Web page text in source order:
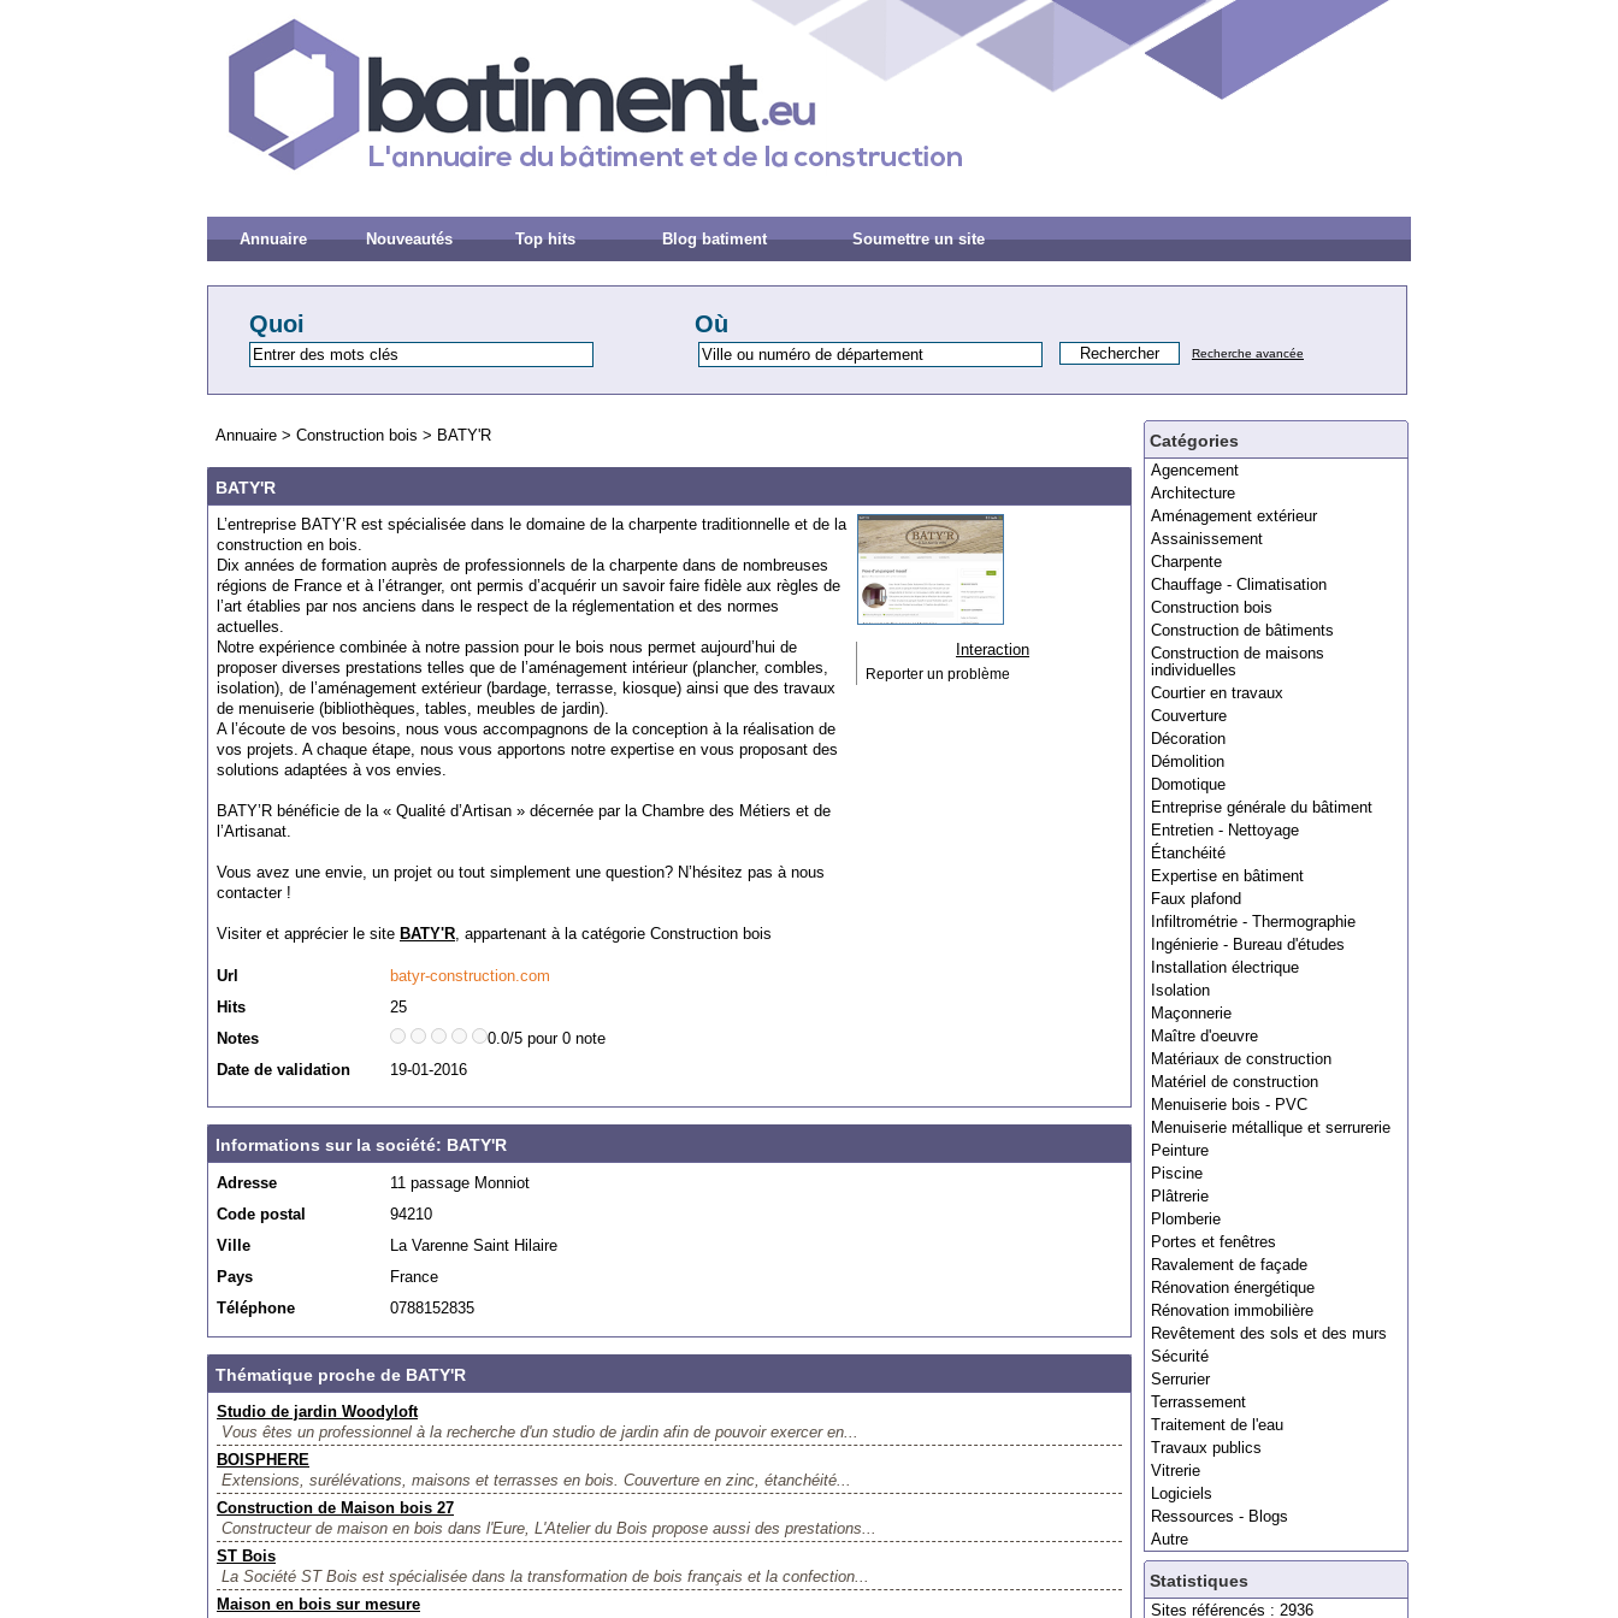
Annuaire Nouveautés Top hits Blog batiment Soumettre un site
Quoi Où
Recherche avancée
Catégories
Agencement
Architecture
Aménagement extérieur
Assainissement
Charpente
Chauffage - Climatisation
Construction bois
Construction de bâtiments
Construction de maisons
individuelles
Courtier en travaux
Couverture
Décoration
Démolition
Domotique
Entreprise générale du bâtiment
Entretien - Nettoyage
Étanchéité
Expertise en bâtiment
Faux plafond
Infiltrométrie - Thermographie
Ingénierie - Bureau d'études
Installation électrique
Isolation
Maçonnerie
Maître d'oeuvre
Matériaux de construction
Matériel de construction
Menuiserie bois - PVC
Menuiserie métallique et serrurerie
Peinture
Piscine
Plâtrerie
Plomberie
Portes et fenêtres
Ravalement de façade
Rénovation énergétique
Rénovation immobilière
Revêtement des sols et des murs
Sécurité
Serrurier
Terrassement
Traitement de l'eau
Travaux publics
Vitrerie
Logiciels
Ressources - Blogs
Autre
Statistiques
Sites référencés : 2936
Annuaire > Construction bois > BATY'R
BATY'R
L’entreprise BATY’R est spécialisée dans le domaine de la charpente traditionnelle et de la
construction en bois.
Dix années de formation auprès de professionnels de la charpente dans de nombreuses
régions de France et à l’étranger, ont permis d’acquérir un savoir faire fidèle aux règles de
l’art établies par nos anciens dans le respect de la réglementation et des normes
actuelles.
Notre expérience combinée à notre passion pour le bois nous permet aujourd’hui de
proposer diverses prestations telles que de l’aménagement intérieur (plancher, combles,
isolation), de l’aménagement extérieur (bardage, terrasse, kiosque) ainsi que des travaux
de menuiserie (bibliothèques, tables, meubles de jardin).
A l’écoute de vos besoins, nous vous accompagnons de la conception à la réalisation de
vos projets. A chaque étape, nous vous apportons notre expertise en vous proposant des
solutions adaptées à vos envies.
BATY’R bénéficie de la « Qualité d’Artisan » décernée par la Chambre des Métiers et de
l’Artisanat.
Vous avez une envie, un projet ou tout simplement une question? N’hésitez pas à nous
contacter !
Visiter et apprécier le site BATY'R, appartenant à la catégorie Construction bois
Url
batyr-construction.com
Hits
25
Notes
0.0/5 pour 0 note
Date de validation
19-01-2016
Interaction
Reporter un problème
Informations sur la société: BATY'R
Adresse
11 passage Monniot
Code postal
94210
Ville
La Varenne Saint Hilaire
Pays
France
Téléphone
0788152835
Thématique proche de BATY'R
Studio de jardin Woodyloft
Vous êtes un professionnel à la recherche d'un studio de jardin afin de pouvoir exercer en...
BOISPHERE
Extensions, surélévations, maisons et terrasses en bois. Couverture en zinc, étanchéité...
Construction de Maison bois 27
Constructeur de maison en bois dans l'Eure, L'Atelier du Bois propose aussi des prestations...
ST Bois
La Société ST Bois est spécialisée dans la transformation de bois français et la confection...
Maison en bois sur mesure